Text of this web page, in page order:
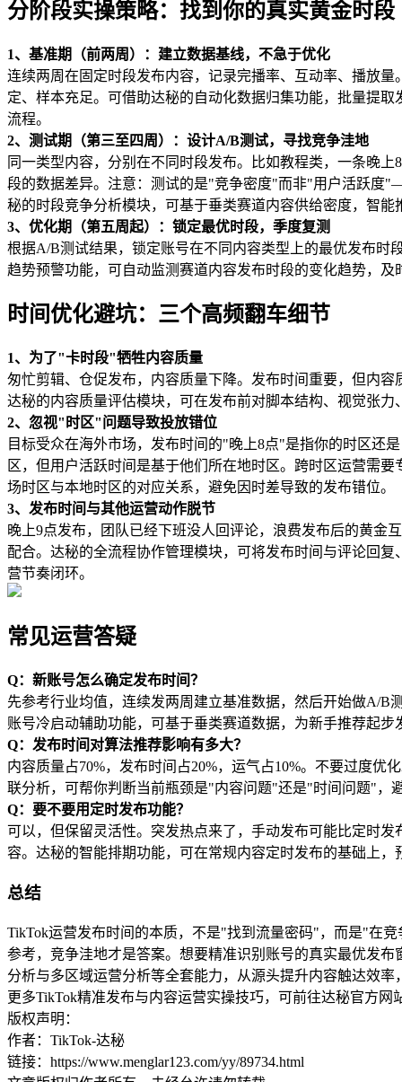
分阶段实操策略：找到你的真实黄金时段
1、基准期（前两周）：建立数据基线，不急于优化
连续两周在固定时段发布内容，记录完播率、互动率、播放
定、样本充足。可借助达秘的自动化数据归集功能，批量提
流程。
2、测试期（第三至四周）：设计A/B测试，寻找竞争洼地
同一类型内容，分别在不同时段发布。比如教程类，一条晚
段的数据差异。注意：测试的是"竞争密度"而非"用户活跃度
秘的时段竞争分析模块，可基于垂类赛道内容供给密度，智能
3、优化期（第五周起）：锁定最优时段，季度复测
根据A/B测试结果，锁定账号在不同内容类型上的最优发布时
趋势预警功能，可自动监测赛道内容发布时段的变化趋势，
时间优化避坑：三个高频翻车细节
1、为了"卡时段"牺牲内容质量
匆忙剪辑、仓促发布，内容质量下降。发布时间重要，但内
达秘的内容质量评估模块，可在发布前对脚本结构、视觉张
2、忽视"时区"问题导致投放错位
目标受众在海外市场，发布时间的"晚上8点"是指你的时区还
区，但用户活跃时间是基于他们所在地时区。跨时区运营需
场时区与本地时区的对应关系，避免因时差导致的发布错位。
3、发布时间与其他运营动作脱节
晚上9点发布，团队已经下班没人回评论，浪费发布后的黄金
配合。达秘的全流程协作管理模块，可将发布时间与评论回
营节奏闭环。
常见运营答疑
Q：新账号怎么确定发布时间？
先参考行业均值，连续发两周建立基准数据，然后开始做A/
账号冷启动辅助功能，可基于垂类赛道数据，为新手推荐起步
Q：发布时间对算法推荐影响有多大？
内容质量占70%，发布时间占20%，运气占10%。不要过度
联分析，可帮你判断当前瓶颈是"内容问题"还是"时间问题"，
Q：要不要用定时发布功能？
可以，但保留灵活性。突发热点来了，手动发布可能比定时
容。达秘的智能排期功能，可在常规内容定时发布的基础上
总结
TikTok运营发布时间的本质，不是"找到流量密码"，而是"在
参考，竞争洼地才是答案。想要精准识别账号的真实最优发
分析与多区域运营分析等全套能力，从源头提升内容触达效
更多TikTok精准发布与内容运营实操技巧，可前往达秘官方网
版权声明：
作者：TikTok-达秘
链接：https://www.menglar123.com/yy/89734.html